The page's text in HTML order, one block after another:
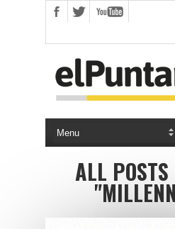
ALL POSTS